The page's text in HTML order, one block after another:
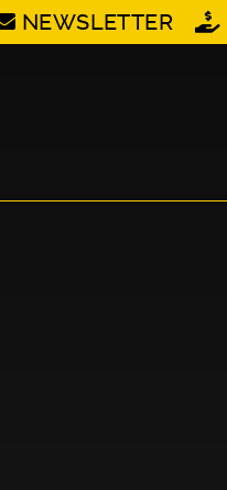
NEWSLETTER